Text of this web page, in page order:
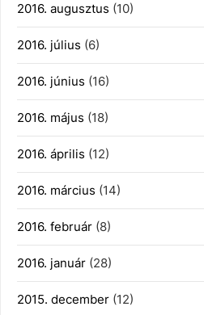
2016. augusztus (10)
2016. július (6)
2016. június (16)
2016. május (18)
2016. április (12)
2016. március (14)
2016. február (8)
2016. január (28)
2015. december (12)